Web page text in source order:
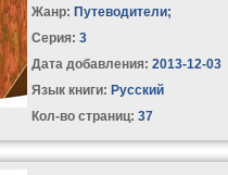
Жанр: Путеводители;
Серия:3
Дата добавления: 2013-12-03
Язык книги: Русский
Кол-во страниц: 37